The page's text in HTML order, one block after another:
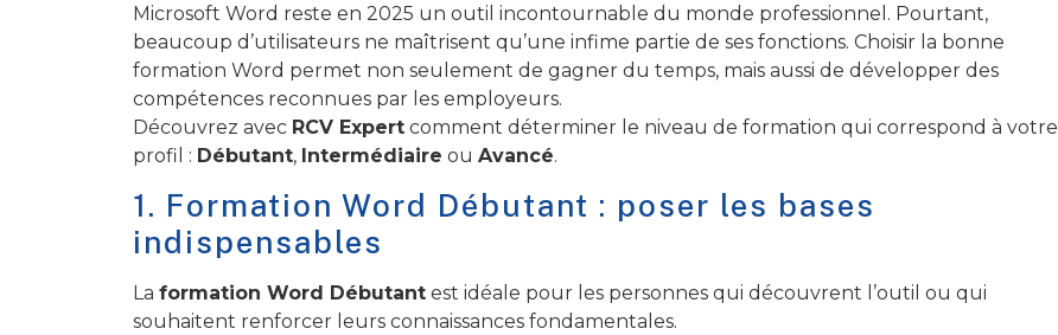
Microsoft Word reste en 2025 un outil incontournable du monde professionnel. Pourtant,
beaucoup d’utilisateurs ne maîtrisent qu’une infime partie de ses fonctions. Choisir la bonne
formation Word permet non seulement de gagner du temps, mais aussi de développer des
compétences reconnues par les employeurs.
Découvrez avec RCV Expert comment déterminer le niveau de formation qui correspond à votre
profil : Débutant, Intermédiaire ou Avancé.
1. Formation Word Débutant : poser les bases
indispensables
La formation Word Débutant est idéale pour les personnes qui découvrent l’outil ou qui
souhaitent renforcer leurs connaissances fondamentales.